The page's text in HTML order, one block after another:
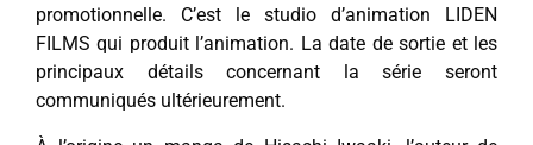
promotionnelle. C’est le studio d’animation LIDEN
FILMS qui produit l’animation. La date de sortie et les
principaux détails concernant la série seront
communiqués ultérieurement.